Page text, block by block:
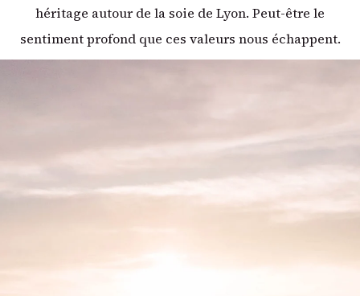
héritage autour de la soie de Lyon. Peut-être le
sentiment profond que ces valeurs nous échappent.